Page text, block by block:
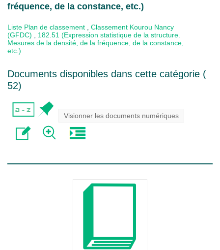
fréquence, de la constance, etc.)
Liste Plan de classement
Classement Kourou Nancy
(GFDC)
182.51 (Expression statistique de la structure.
Mesures de la densité, de la fréquence, de la constance,
etc.)
Documents disponibles dans cette catégorie (
52)
Visionner les documents numériques